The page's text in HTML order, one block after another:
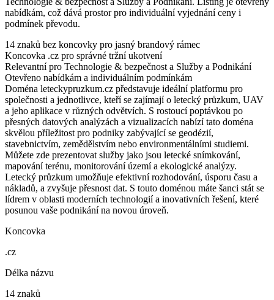
nabídkám, což dává prostor pro individuální vyjednání ceny i
podmínek převodu.
14 znaků bez koncovky pro jasný brandový rámec
Koncovka .cz pro správné tržní ukotvení
Relevantní pro Technologie & bezpečnost a Služby a Podnikání
Otevřeno nabídkám a individuálním podmínkám
Doména leteckypruzkum.cz představuje ideální platformu pro
společnosti a jednotlivce, kteří se zajímají o letecký průzkum, UAV
a jeho aplikace v různých odvětvích. S rostoucí poptávkou po
přesných datových analýzách a vizualizacích nabízí tato doména
skvělou příležitost pro podniky zabývající se geodézií,
stavebnictvím, zemědělstvím nebo environmentálními studiemi.
Můžete zde prezentovat služby jako jsou letecké snímkování,
mapování terénu, monitorování území a ekologické analýzy.
Letecký průzkum umožňuje efektivní rozhodování, úsporu času a
nákladů, a zvyšuje přesnost dat. S touto doménou máte šanci stát se
lídrem v oblasti moderních technologií a inovativních řešení, které
posunou vaše podnikání na novou úroveň.
Koncovka
.cz
Délka názvu
14 znaků